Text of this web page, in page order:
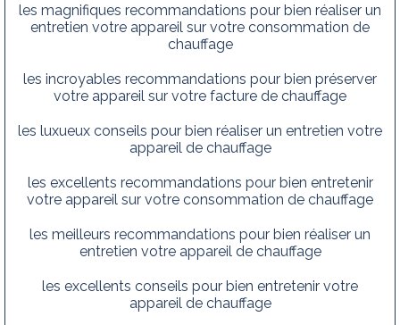
les magnifiques recommandations pour bien réaliser un
entretien votre appareil sur votre consommation de
chauffage
les incroyables recommandations pour bien préserver
votre appareil sur votre facture de chauffage
les luxueux conseils pour bien réaliser un entretien votre
appareil de chauffage
les excellents recommandations pour bien entretenir
votre appareil sur votre consommation de chauffage
les meilleurs recommandations pour bien réaliser un
entretien votre appareil de chauffage
les excellents conseils pour bien entretenir votre
appareil de chauffage